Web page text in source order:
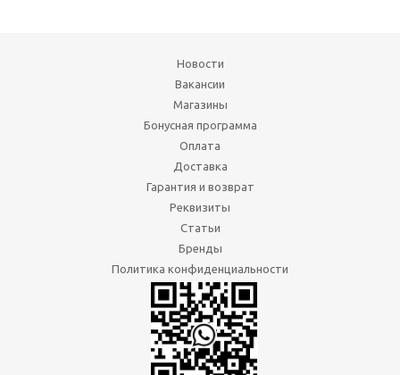
Новости
Вакансии
Магазины
Бонусная программа
Оплата
Доставка
Гарантия и возврат
Реквизиты
Статьи
Бренды
Политика конфиденциальности